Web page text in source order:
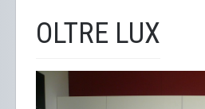
OLTRE LUX